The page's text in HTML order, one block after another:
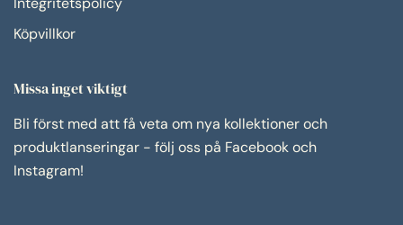
Köpvillkor
Missa inget viktigt
Bli först med att få veta om nya kollektioner och
produktlanseringar - följ oss på Facebook och
Instagram!